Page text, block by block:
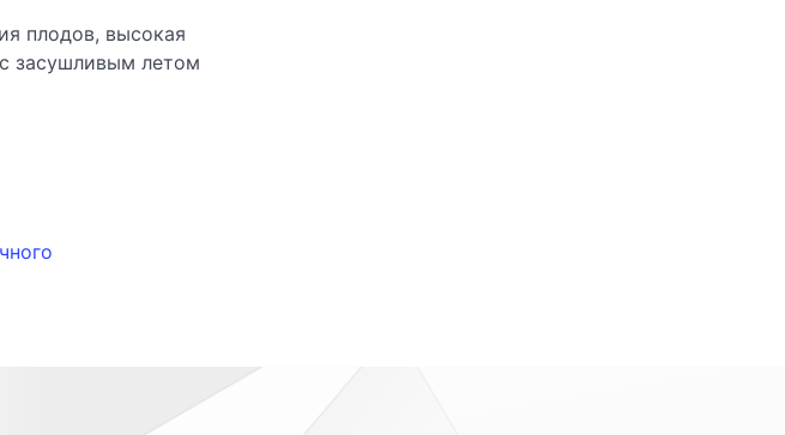
плодов, высокая
засушливым летом